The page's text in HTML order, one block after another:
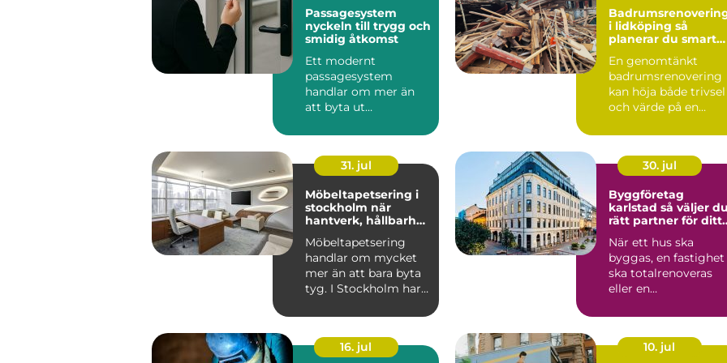
Passagesystem
nyckeln till trygg och
smidig åtkomst
Ett modernt
passagesystem
handlar om mer än
att byta ut
en bricka eller mobil.
Rät...
i lidköping så
planerar du smart
En genomtänkt
badrumsrenovering
kan höja både trivsel
och värde på en
Samtidigt ...
31. jul
Möbeltapetsering i
stockholm när
hantverk, hållbarhet
Möbeltapetsering
handlar om mycket
mer än att bara byta
tyg. I Stockholm har
...
30. jul
Byggföretag
karlstad så väljer du
rätt partner för ditt
När ett hus ska
byggas, en fastighet
ska totalrenoveras
eller en
planerar fönst...
16. jul
10. jul